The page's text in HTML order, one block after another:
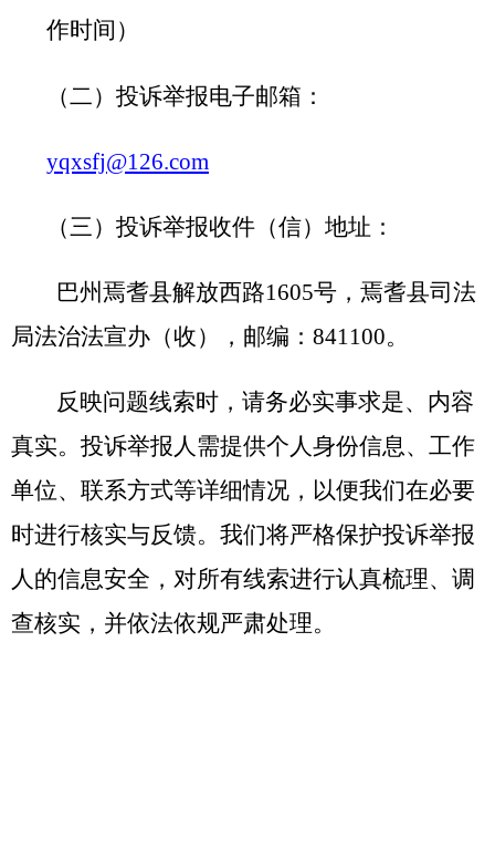
作时间）
（二）投诉举报电子邮箱 ：
yqxsfj@126.com
（三 ） 投诉举报收件（信）地址：
巴州焉耆县解放西路1605号，焉耆县司法
局法治法宣办 （收），邮编： 841 100。
反映问题线索时，请务必实事求是、内容
真实。投诉举报人需提供个人身份信息、工作
单位、联系方式等详细情况，以便我们在必要
时进行核实与反馈。我们将严格保护投诉举报
人的信息安全，对所有线索进行认真梳理、调
查核实，并依法依规严肃处理。